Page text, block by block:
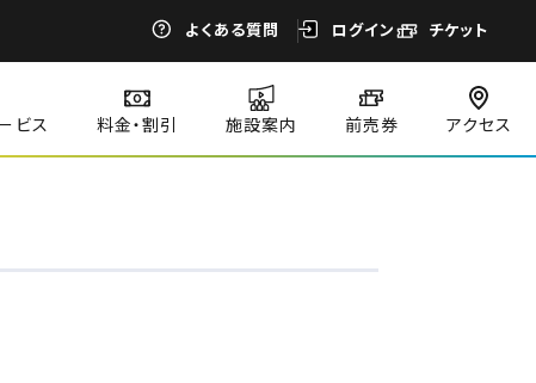
よくある質問 ログイン チケット
ビス 料金・割引 施設案内 前売券 アクセス